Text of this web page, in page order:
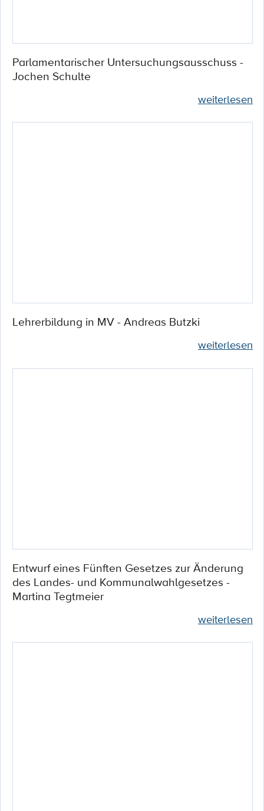
Parlamentarischer Untersuchungsausschuss -
Jochen Schulte
weiterlesen
Lehrerbildung in MV - Andreas Butzki
weiterlesen
Entwurf eines Fünften Gesetzes zur Änderung
des Landes- und Kommunalwahlgesetzes -
Martina Tegtmeier
weiterlesen